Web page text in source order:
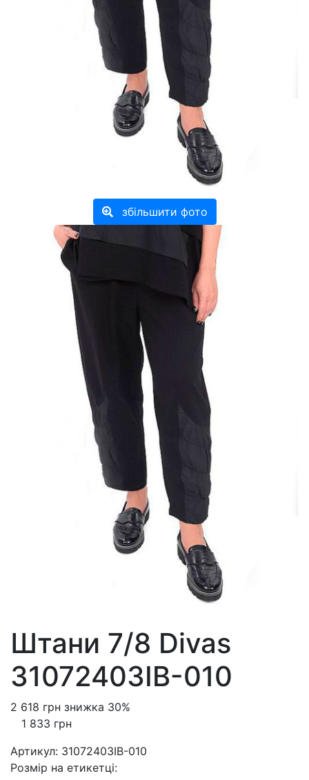
збільшити фото
Штани 7/8 Divas
31072403IB-010
2 618 грн знижка 30%
1 833 грн
Артикул: 31072403IB-010
Розмiр на етикетці: